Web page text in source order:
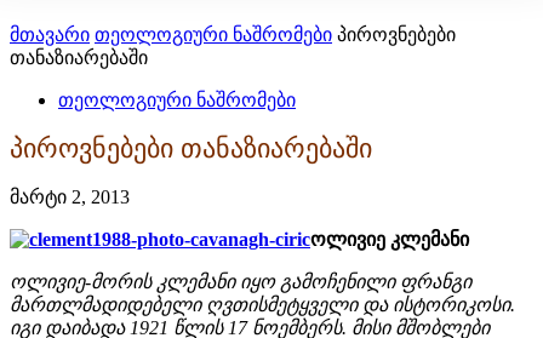
მთავარი თეოლოგიური ნაშრომები პიროვნებები
თანაზიარებაში
თეოლოგიური ნაშრომები
პიროვნებები თანაზიარებაში
მარტი 2, 2013
ოლივიე კლემანი
ოლივიე-მორის კლემანი იყო გამოჩენილი ფრანგი
მართლმადიდებელი ღვთისმეტყველი და ისტორიკოსი.
იგი დაიბადა 1921 წლის 17 ნოემბერს. მისი მშობლები